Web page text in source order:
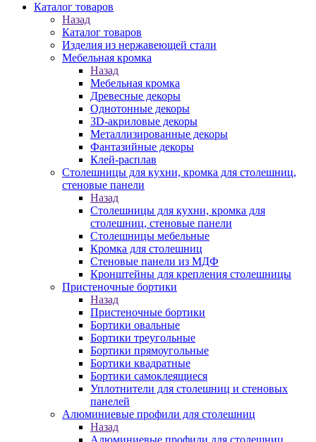
Каталог товаров
Назад
Каталог товаров
Изделия из нержавеющей стали
Мебельная кромка
Назад
Мебельная кромка
Древесные декоры
Однотонные декоры
3D-акриловые декоры
Металлизированные декоры
Фантазийные декоры
Клей-расплав
Столешницы для кухни, кромка для столешниц,
стеновые панели
Назад
Столешницы для кухни, кромка для
столешниц, стеновые панели
Столешницы мебельные
Кромка для столешниц
Стеновые панели из МДФ
Кронштейны для крепления столешницы
Пристеночные бортики
Назад
Пристеночные бортики
Бортики овальные
Бортики треугольные
Бортики прямоугольные
Бортики квадратные
Бортики самоклеящиеся
Уплотнители для столешниц и стеновых
панелей
Алюминиевые профили для столешниц
Назад
Алюминиевые профили для столешниц